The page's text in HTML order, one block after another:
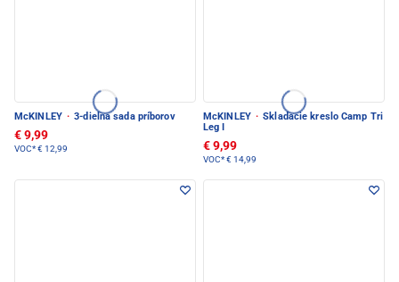
McKINLEY · 3-dielna sada príborov
€ 9,99
VOC*€ 12,99
McKINLEY · Skladacie kreslo Camp Tri
Leg I
€ 9,99
VOC*€ 14,99